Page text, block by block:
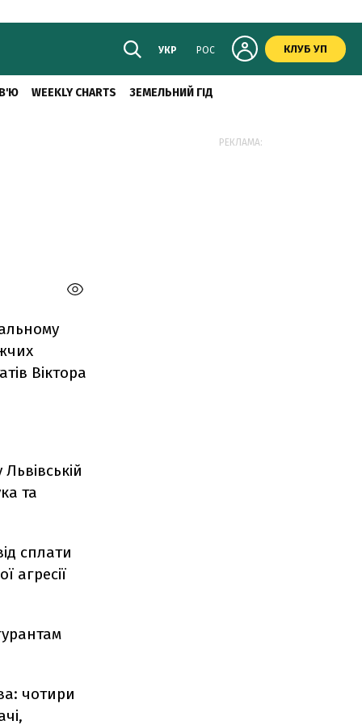
УКР РОС КЛУБ УП
WEEKLY CHARTS ЗЕМЕЛЬНИЙ ГІД
Віктора
та
сплати
агресії
чотири
РЕКЛАМА: